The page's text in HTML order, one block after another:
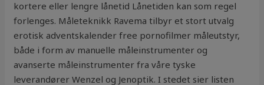
kortere eller lengre lånetid Lånetiden kan som regel
forlenges. Måleteknikk Ravema tilbyr et stort utvalg
erotisk adventskalender free pornofilmer måleutstyr,
både i form av manuelle måleinstrumenter og
avanserte måleinstrumenter fra våre tyske
leverandører Wenzel og Jenoptik. I stedet sier listen